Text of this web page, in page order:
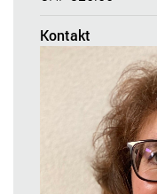
Kontakt